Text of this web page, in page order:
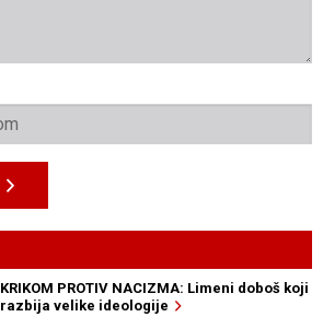
KRIKOM PROTIV NACIZMA: Limeni doboš koji
razbija velike ideologije